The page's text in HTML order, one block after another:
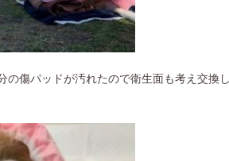
の傷パッドが汚れたので衛生面も考え交換